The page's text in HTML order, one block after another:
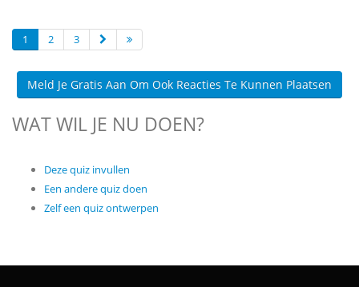
1 2 3
Meld Je Gratis Aan Om Ook Reacties Te Kunnen Plaatsen
WAT WIL JE NU DOEN?
Deze quiz invullen
Een andere quiz doen
Zelf een quiz ontwerpen